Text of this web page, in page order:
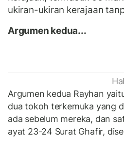
ukiran-ukiran kerajaan
Argumen kedua...
Argumen kedua Rayhan
dua tokoh terkemuka yang
ada sebelum mereka, dan
ayat 23-24 Surat Ghafir,